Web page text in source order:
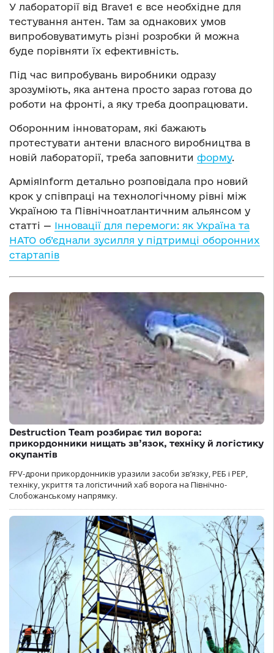
У лабораторії від Brave1 є все необхідне для
тестування антен. Там за однакових умов
випробовуватимуть різні розробки й можна
буде порівняти їх ефективність.
Під час випробувань виробники одразу
зрозуміють, яка антена просто зараз готова до
роботи на фронті, а яку треба доопрацювати.
Оборонним інноваторам, які бажають
протестувати антени власного виробництва в
новій лабораторії, треба заповнити форму.
АрміяInform детально розповідала про новий
крок у співпраці на технологічному рівні між
Україною та Північноатлантичним альянсом у
статті — Інновації для перемоги: як Україна та
НАТО об’єднали зусилля у підтримці оборонних
стартапів
Destruction Team розбирає тил ворога:
прикордонники нищать зв’язок, техніку й логістику
окупантів
FPV-дрони прикордонників уразили засоби зв’язку, РЕБ і РЕР,
техніку, укриття та логістичний хаб ворога на Північно-
Слобожанському напрямку.